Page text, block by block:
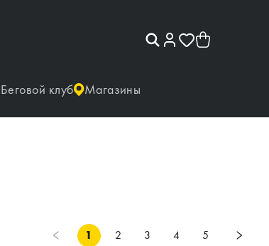
Беговой клуб Магазины
1 2 3 4 5